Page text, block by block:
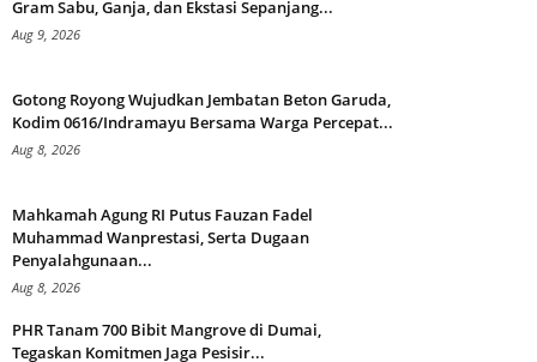
Gram Sabu, Ganja, dan Ekstasi Sepanjang...
Aug 9, 2026
Gotong Royong Wujudkan Jembatan Beton Garuda,
Kodim 0616/Indramayu Bersama Warga Percepat...
Aug 8, 2026
Mahkamah Agung RI Putus Fauzan Fadel
Muhammad Wanprestasi, Serta Dugaan
Penyalahgunaan...
Aug 8, 2026
PHR Tanam 700 Bibit Mangrove di Dumai,
Tegaskan Komitmen Jaga Pesisir...